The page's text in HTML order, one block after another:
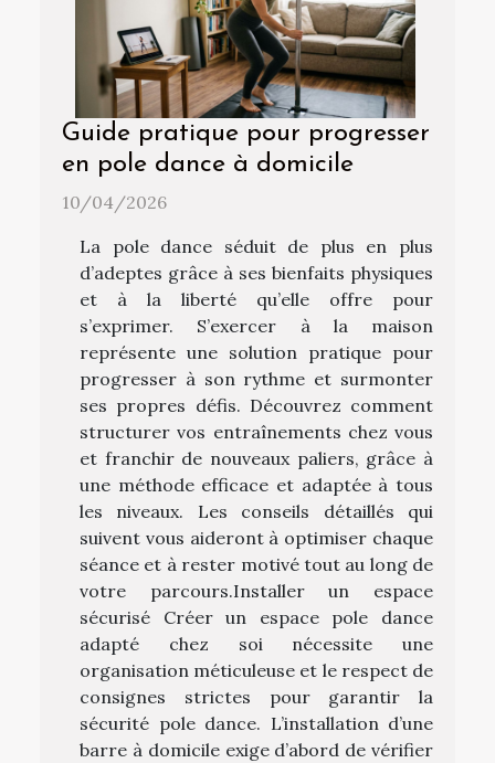
Guide pratique pour progresser
en pole dance à domicile
10/04/2026
La pole dance séduit de plus en plus
d’adeptes grâce à ses bienfaits physiques
et à la liberté qu’elle offre pour
s’exprimer. S’exercer à la maison
représente une solution pratique pour
progresser à son rythme et surmonter
ses propres défis. Découvrez comment
structurer vos entraînements chez vous
et franchir de nouveaux paliers, grâce à
une méthode efficace et adaptée à tous
les niveaux. Les conseils détaillés qui
suivent vous aideront à optimiser chaque
séance et à rester motivé tout au long de
votre parcours.Installer un espace
sécurisé Créer un espace pole dance
adapté chez soi nécessite une
organisation méticuleuse et le respect de
consignes strictes pour garantir la
sécurité pole dance. L’installation d’une
barre à domicile exige d’abord de vérifier